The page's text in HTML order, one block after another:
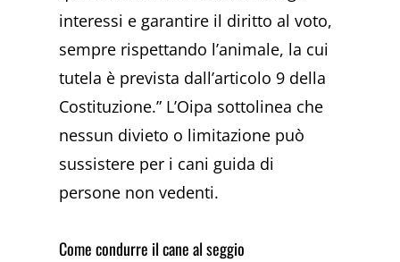
interessi e garantire il diritto al voto,
sempre rispettando l’animale, la cui
tutela è prevista dall’articolo 9 della
Costituzione.” L’Oipa sottolinea che
nessun divieto o limitazione può
sussistere per i cani guida di
persone non vedenti.
Come condurre il cane al seggio